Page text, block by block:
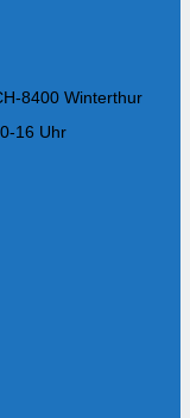
8400 Winterthur
16 Uhr